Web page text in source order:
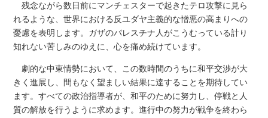
残念ながら数日前にマンチェスターで起きたテロ攻撃に見ら
れるような、世界における反ユダヤ主義的な憎悪の高まりへの
憂慮を表明します。ガザのパレスチナ人がこうむっている計り
知れない苦しみのゆえに、心を痛め続けています。
劇的な中東情勢において、この数時間のうちに和平交渉が大
きく進展し、間もなく望ましい結果に達することを期待してい
ます。すべての政治指導者が、和平のために努力し、停戦と人
質の解放を行うように求めます。進行中の努力が戦争を終わら